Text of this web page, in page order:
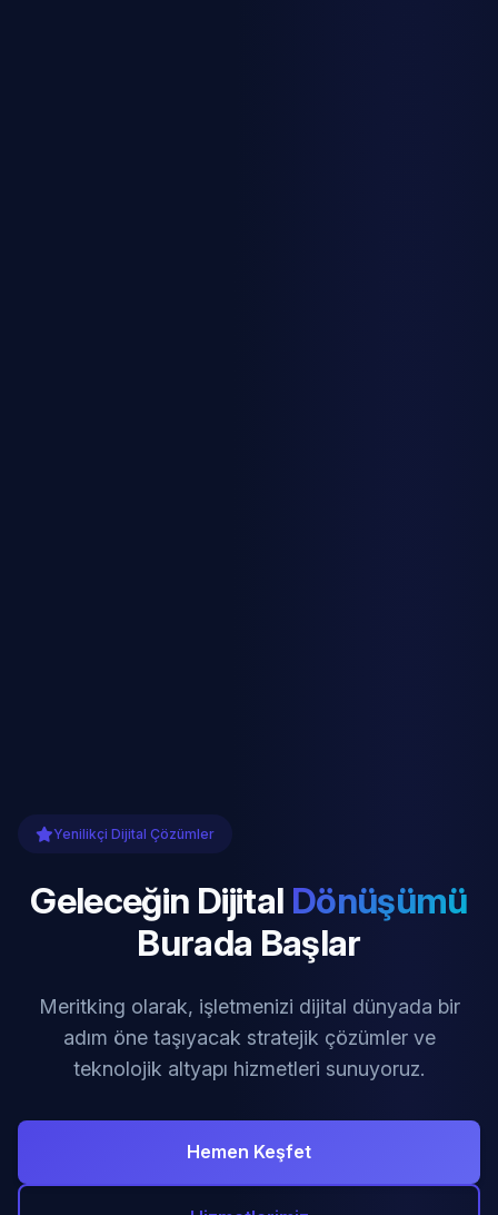
Yenilikçi Dijital Çözümler
Geleceğin Dijital Dönüşümü
Burada Başlar
Meritking olarak, işletmenizi dijital dünyada bir
adım öne taşıyacak stratejik çözümler ve
teknolojik altyapı hizmetleri sunuyoruz.
Hemen Keşfet